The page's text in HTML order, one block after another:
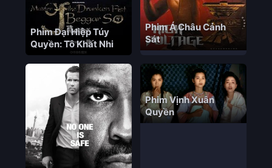
Phim Đại Hiệp Túy
Quyền: Tô Khất Nhi
Phim Á Châu Cảnh
Sát
Phim Vịnh Xuân
Quyền